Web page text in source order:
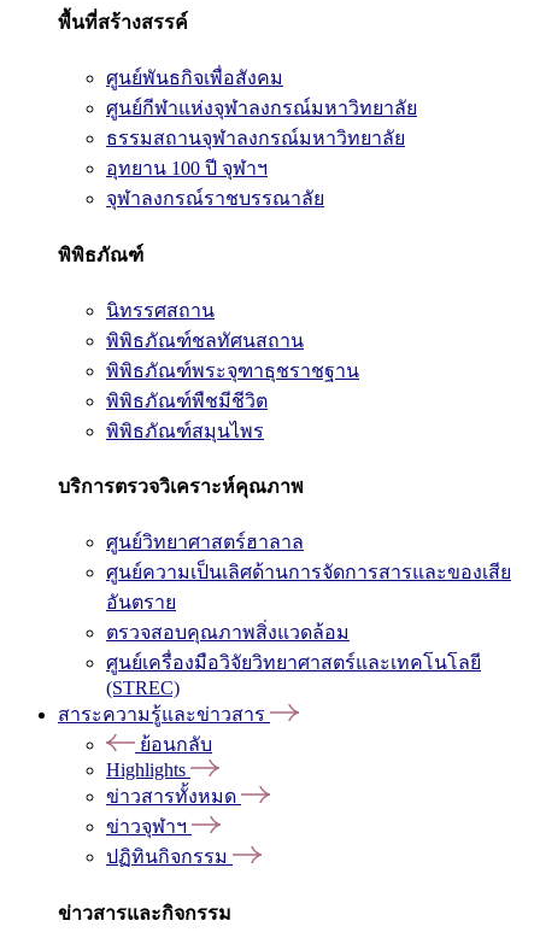
พื้นที่สร้างสรรค์
ศูนย์พันธกิจเพื่อสังคม
ศูนย์กีฬาแห่งจุฬาลงกรณ์มหาวิทยาลัย
ธรรมสถานจุฬาลงกรณ์มหาวิทยาลัย
อุทยาน 100 ปี จุฬาฯ
จุฬาลงกรณ์ราชบรรณาลัย
พิพิธภัณฑ์
นิทรรศสถาน
พิพิธภัณฑ์ชลทัศนสถาน
พิพิธภัณฑ์พระจุฑาธุชราชฐาน
พิพิธภัณฑ์พืชมีชีวิต
พิพิธภัณฑ์สมุนไพร
บริการตรวจวิเคราะห์คุณภาพ
ศูนย์วิทยาศาสตร์ฮาลาล
ศูนย์ความเป็นเลิศด้านการจัดการสารและของเสีย
อันตราย
ตรวจสอบคุณภาพสิ่งแวดล้อม
ศูนย์เครื่องมือวิจัยวิทยาศาสตร์และเทคโนโลยี
(STREC)
สาระความรู้และข่าวสาร
ย้อนกลับ
Highlights
ข่าวสารทั้งหมด
ข่าวจุฬาฯ
ปฏิทินกิจกรรม
ข่าวสารและกิจกรรม